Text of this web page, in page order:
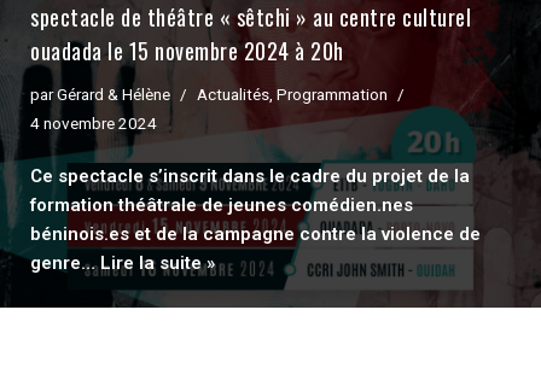
spectacle de théâtre « sêtchi » au centre culturel
ouadada le 15 novembre 2024 à 20h
parGérard & Hélène Actualités Programmation
4 novembre 2024
Ce spectacle s’inscrit dans le cadre du projet de la
formation théâtrale de jeunes comédien.nes
béninois.es et de la campagne contre la violence de
genre…Lire la suite »